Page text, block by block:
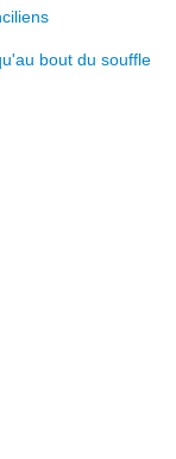
bout du souffle